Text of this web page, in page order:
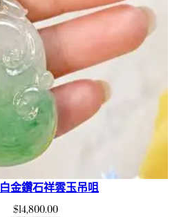
金鑽石祥雲玉吊咀
$14,800.00